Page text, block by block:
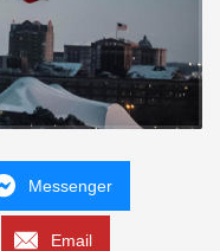
Messenger
Email